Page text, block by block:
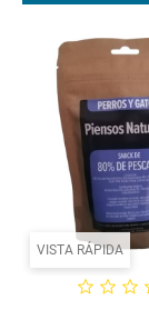
VISTA RÁPIDA